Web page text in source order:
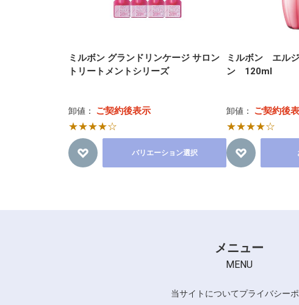
ミルボン グランドリンケージ サロン
トリートメントシリーズ
卸値： ご契約後表示
★★★★☆
バリエーション選択
ミルボン エル
ン 120ml
卸値： ご契約後
★★★★☆
メニュー
MENU
当サイトについてプライバシー